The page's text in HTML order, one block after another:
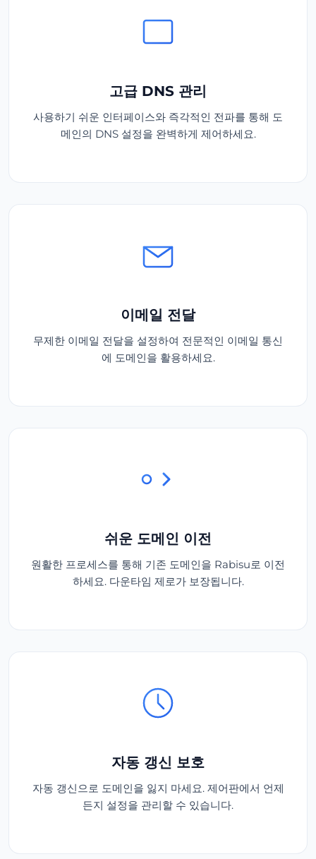
고급 DNS 관리
사용하기 쉬운 인터페이스와 즉각적인 전파를 통해 도
메인의 DNS 설정을 완벽하게 제어하세요.
이메일 전달
무제한 이메일 전달을 설정하여 전문적인 이메일 통신
에 도메인을 활용하세요.
쉬운 도메인 이전
원활한 프로세스를 통해 기존 도메인을 Rabisu로 이전
하세요. 다운타임 제로가 보장됩니다.
자동 갱신 보호
자동 갱신으로 도메인을 잃지 마세요. 제어판에서 언제
든지 설정을 관리할 수 있습니다.